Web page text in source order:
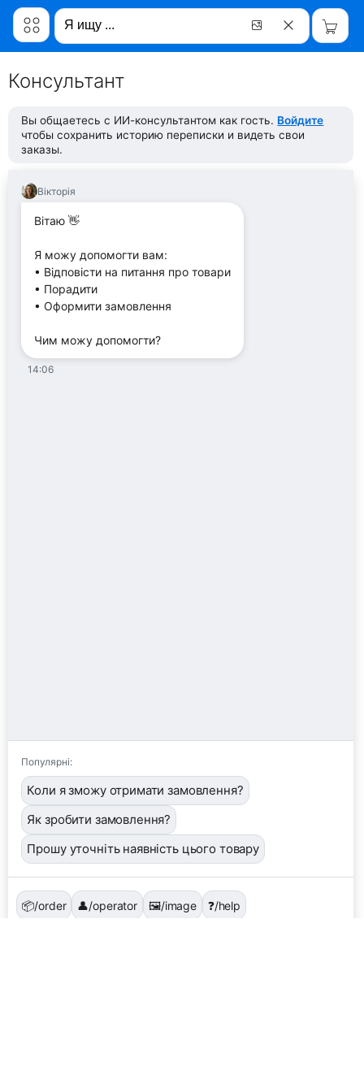
Консультант
Вы общаетесь с ИИ-консультантом как гость. Войдите
чтобы сохранить историю переписки и видеть свои
заказы.
Вікторія
Вітаю 👋
Я можу допомогти вам:
• Відповісти на питання про товари
• Порадити
• Оформити замовлення
Чим можу допомогти?
14:06
Популярні:
Коли я зможу отримати замовлення?
Як зробити замовлення?
Прошу уточніть наявність цього товару
📦/order 👤/operator 🖼️/image ❓/help